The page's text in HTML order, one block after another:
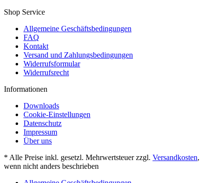
Shop Service
Allgemeine Geschäftsbedingungen
FAQ
Kontakt
Versand und Zahlungsbedingungen
Widerrufsformular
Widerrufsrecht
Informationen
Downloads
Cookie-Einstellungen
Datenschutz
Impressum
Über uns
* Alle Preise inkl. gesetzl. Mehrwertsteuer zzgl. Versandkosten,
wenn nicht anders beschrieben